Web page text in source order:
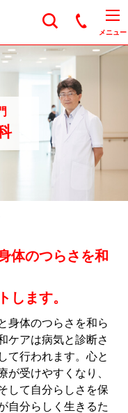
メニュー
体のつらさを和
します。
身体のつらさを和ら
ケアは病気と診断さ
て行われます。心と
が受けやすくなり、
して自分らしさを保
自分らしく生きるた